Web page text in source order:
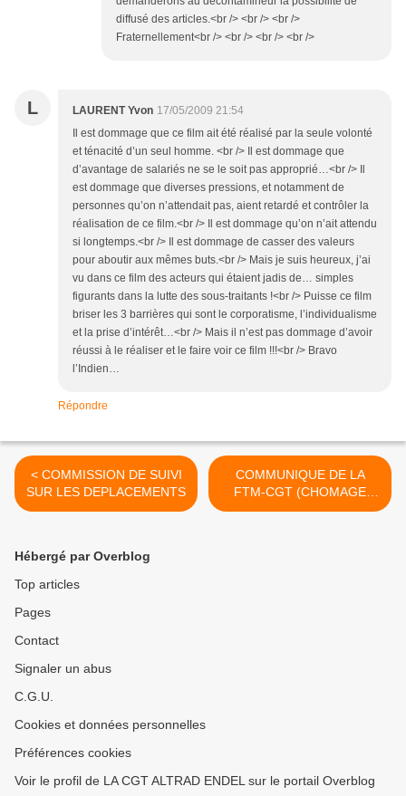
diffusé des articles.<br /> <br /> <br />
Fraternellement<br /> <br /> <br /> <br />
L LAURENT Yvon 17/05/2009 21:54
Il est dommage que ce film ait été réalisé par la seule volonté
et ténacité d’un seul homme. <br /> Il est dommage que
d’avantage de salariés ne se le soit pas approprié…<br /> Il
est dommage que diverses pressions, et notamment de
personnes qu’on n’attendait pas, aient retardé et contrôler la
réalisation de ce film.<br /> Il est dommage qu’on n’ait attendu
si longtemps.<br /> Il est dommage de casser des valeurs
pour aboutir aux mêmes buts.<br /> Mais je suis heureux, j’ai
vu dans ce film des acteurs qui étaient jadis de… simples
figurants dans la lutte des sous-traitants !<br /> Puisse ce film
briser les 3 barrières qui sont le corporatisme, l’individualisme
et la prise d’intérêt…<br /> Mais il n’est pas dommage d’avoir
réussi à le réaliser et le faire voir ce film !!!<br /> Bravo
l’Indien…
Répondre
< COMMISSION DE SUIVI
SUR LES DEPLACEMENTS
COMMUNIQUE DE LA
FTM-CGT (CHOMAGE
PARTIEL 75%) >
Hébergé par Overblog
Top articles
Pages
Contact
Signaler un abus
C.G.U.
Cookies et données personnelles
Préférences cookies
Voir le profil de LA CGT ALTRAD ENDEL sur le portail Overblog